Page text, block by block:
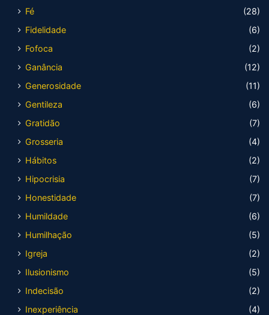
Fé
(28)
Fidelidade
(6)
Fofoca
(2)
Ganância
(12)
Generosidade
(11)
Gentileza
(6)
Gratidão
(7)
Grosseria
(4)
Hábitos
(2)
Hipocrisia
(7)
Honestidade
(7)
Humildade
(6)
Humilhação
(5)
Igreja
(2)
Ilusionismo
(5)
Indecisão
(2)
Inexperiência
(4)